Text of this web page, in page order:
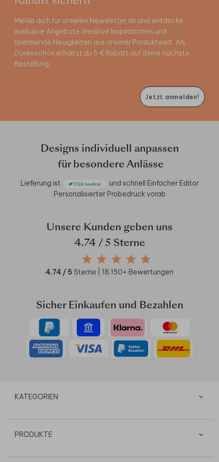
Melde dich für unseren Newsletter an und entdecke
exklusive Angebote, kreative Inspirationen und
spannende Neuigkeiten aus unserer Produktwelt. Als
Dankeschön erhältst du 5 € Rabatt auf deine nächste
Bestellung.
Jetzt anmelden!
Designs individuell anpassen
für besondere Anlässe
Lieferung ist und schnell Einfacher Editor
Personalisierter Probedruck vorab
Unsere Kunden geben uns
4.74/ 5 Sterne
4.74 / 5 Sterne | 18.150+ Bewertungen
Sicher Einkaufen und Bezahlen
KATEGORIEN
PRODUKTE